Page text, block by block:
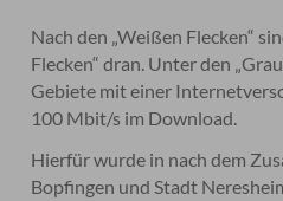
Nach den „Weißen Flecken“
Flecken“ dran. Unter den
Gebiete mit einer
100 Mbit/s im Download.
Hierfür wurde in nach dem
Bopfingen und Stadt